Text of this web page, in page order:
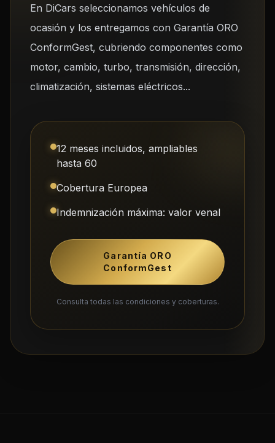
En DiCars seleccionamos vehículos de
ocasión y los entregamos con Garantía ORO
ConformGest, cubriendo componentes como
motor, cambio, turbo, transmisión, dirección,
climatización, sistemas eléctricos...
12 meses incluidos, ampliables
hasta 60
Cobertura Europea
Indemnización máxima: valor venal
Garantía ORO
ConformGest
Consulta todas las condiciones y coberturas.